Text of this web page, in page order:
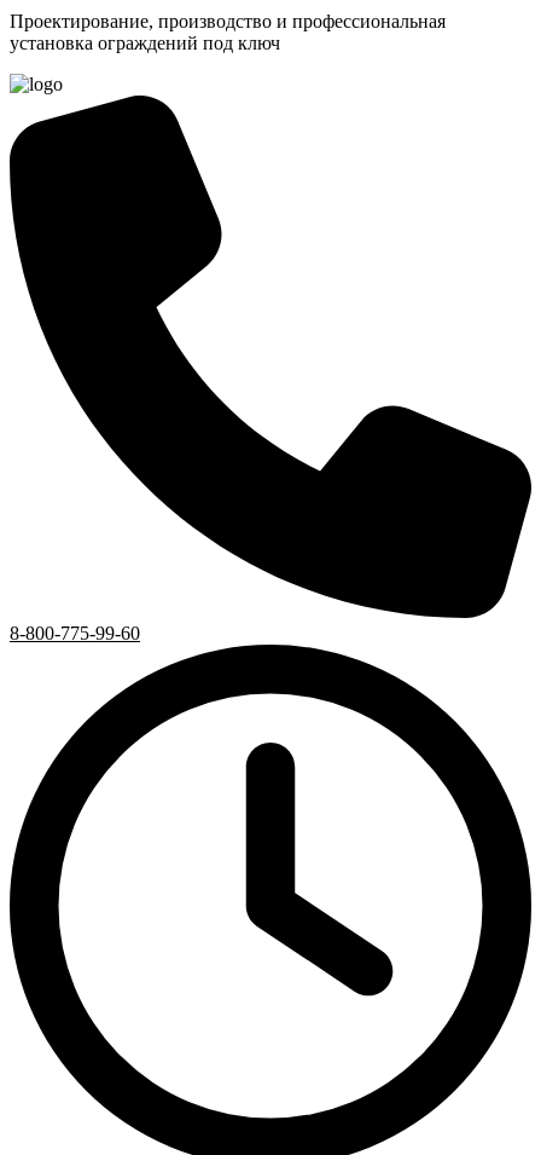
Проектирование, производство и профессиональная
установка ограждений под ключ
8-800-775-99-60